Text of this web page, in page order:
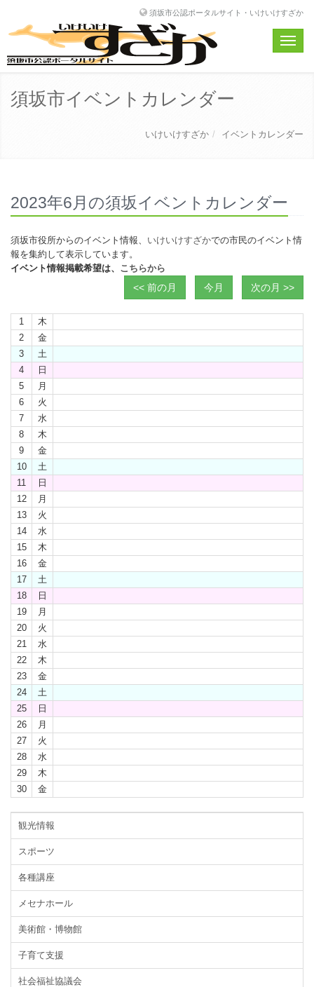
須坂市公認ポータルサイト・いけいけすざか
Toggle
須坂市イベントカレンダー
いけいけすざか イベントカレンダー
2023年6月の須坂イベントカレンダー
須坂市役所からのイベント情報、 いけいけすざかでの市民のイベント情
報を集約して表示しています。
イベント情報掲載希望は、 こちらから
<< 前の月 今月 次の月 >>
1
木
2
金
3
土
4
日
5
月
6
火
7
水
8
木
9
金
10
土
11
日
12
月
13
火
14
水
15
木
16
金
17
土
18
日
19
月
20
火
21
水
22
木
23
金
24
土
25
日
26
月
27
火
28
水
29
木
30
金
観光情報
スポーツ
各種講座
メセナホール
美術館・博物館
子育て支援
社会福祉協議会